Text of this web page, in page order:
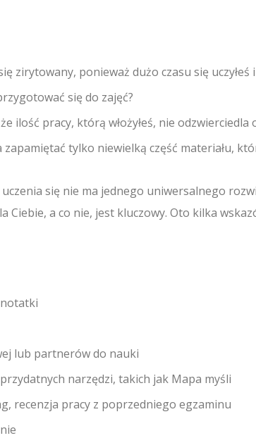
zirytowany, ponieważ dużo czasu się uczyłeś
się do zajęć?
ilość pracy, którą włożyłeś, nie
zapamiętać tylko niewielką część materiału,
się nie ma jednego uniwersalnego
Ciebie, a co nie, jest kluczowy. Oto kilka
lub partnerów do nauki
narzędzi, takich jak Mapa myśli
recenzja pracy z poprzedniego egzaminu